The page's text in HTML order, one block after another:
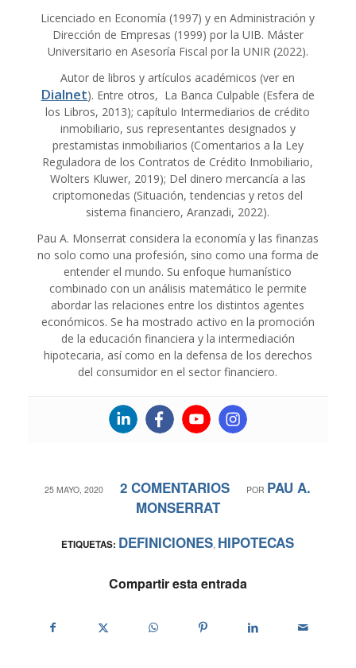
Licenciado en Economía (1997) y en Administración y
Dirección de Empresas (1999) por la UIB. Máster
Universitario en Asesoría Fiscal por la UNIR (2022).
Autor de libros y artículos académicos (ver en
Dialnet). Entre otros, La Banca Culpable (Esfera de
los Libros, 2013); capítulo Intermediarios de crédito
inmobiliario, sus representantes designados y
prestamistas inmobiliarios (Comentarios a la Ley
Reguladora de los Contratos de Crédito Inmobiliario,
Wolters Kluwer, 2019); Del dinero mercancía a las
criptomonedas (Situación, tendencias y retos del
sistema financiero, Aranzadi, 2022).
Pau A. Monserrat considera la economía y las finanzas
no solo como una profesión, sino como una forma de
entender el mundo. Su enfoque humanístico
combinado con un análisis matemático le permite
abordar las relaciones entre los distintos agentes
económicos. Se ha mostrado activo en la promoción
de la educación financiera y la intermediación
hipotecaria, así como en la defensa de los derechos
del consumidor en el sector financiero.
25 MAYO, 2020
/ 2 COMENTARIOS
/ POR PAU A.
MONSERRAT
ETIQUETAS: DEFINICIONES, HIPOTECAS
Compartir esta entrada